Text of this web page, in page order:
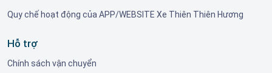
Quy chế hoạt động của APP/WEBSITE Xe Thiên Thiên Hương
Hỗ trợ
Chính sách vận chuyển